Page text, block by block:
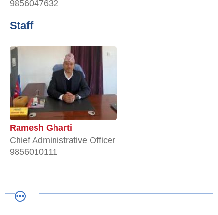
9856047632
Staff
Ramesh Gharti
Chief Administrative Officer
9856010111